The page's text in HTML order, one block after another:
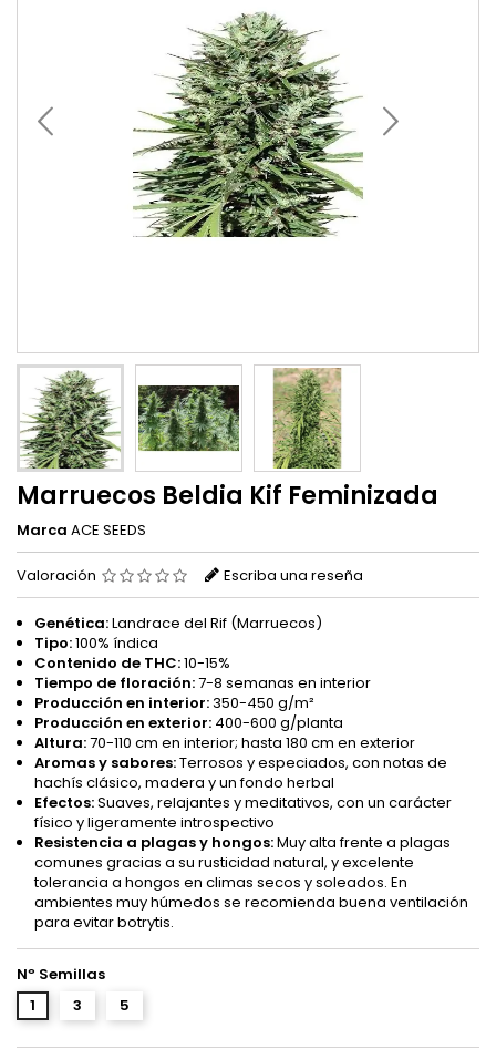
Marruecos Beldia Kif Feminizada
Marca ACE SEEDS
Valoración Escriba una reseña
Genética:Landrace del Rif (Marruecos)
Tipo:100% índica
Contenido de THC:10-15%
Tiempo de floración:7-8 semanas en interior
Producción en interior:350-450 g/m²
Producción en exterior: 400-600 g/planta
Altura:70-110 cm en interior; hasta 180 cm en exterior
Aromas y sabores:Terrosos y especiados, con notas de
hachís clásico, madera y un fondo herbal
Efectos:Suaves, relajantes y meditativos, con un carácter
físico y ligeramente introspectivo
Resistencia a plagas y hongos:Muy alta frente a plagas
comunes gracias a su rusticidad natural, y excelente
tolerancia a hongos en climas secos y soleados. En
ambientes muy húmedos se recomienda buena ventilación
para evitar botrytis.
Nº Semillas
1
3 5